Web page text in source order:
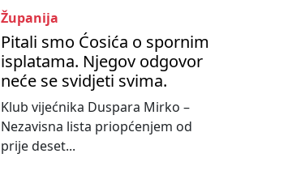
Županija
Pitali smo Ćosića o spornim
isplatama. Njegov odgovor
neće se svidjeti svima.
Klub vijećnika Duspara Mirko –
Nezavisna lista priopćenjem od
prije deset...